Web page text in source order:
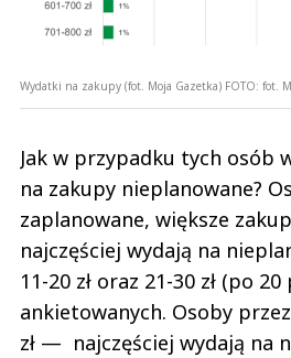
Wydatki na zakupy (fot. Moja Gazetka) FOTO: fot.
Jak w przypadku tych osób
na zakupy nieplanowane?
zaplanowane, większe
najczęściej wydają na
11-20 zł oraz 21-30 zł (po 20
ankietowanych. Osoby
zł — najczęściej wydają na